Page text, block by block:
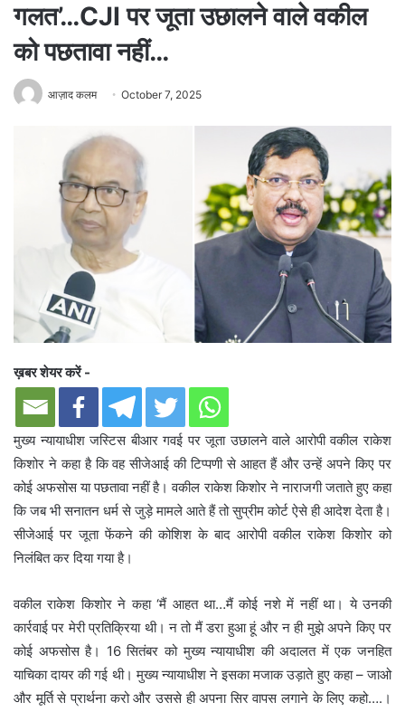
गलत’…CJI पर जूता उछालने वाले वकील
को पछतावा नहीं…
आज़ाद कलम October 7, 2025
ख़बर शेयर करें -
मुख्य न्यायाधीश जस्टिस बीआर गवई पर जूता उछालने वाले आरोपी वकील राकेश
किशोर ने कहा है कि वह सीजेआई की टिप्पणी से आहत हैं और उन्हें अपने किए पर
कोई अफसोस या पछतावा नहीं है। वकील राकेश किशोर ने नाराजगी जताते हुए कहा
कि जब भी सनातन धर्म से जुड़े मामले आते हैं तो सुप्रीम कोर्ट ऐसे ही आदेश देता है।
सीजेआई पर जूता फेंकने की कोशिश के बाद आरोपी वकील राकेश किशोर को
निलंबित कर दिया गया है।
वकील राकेश किशोर ने कहा ‘मैं आहत था…मैं कोई नशे में नहीं था। ये उनकी
कार्रवाई पर मेरी प्रतिक्रिया थी। न तो मैं डरा हुआ हूं और न ही मुझे अपने किए पर
कोई अफसोस है। 16 सितंबर को मुख्य न्यायाधीश की अदालत में एक जनहित
याचिका दायर की गई थी। मुख्य न्यायाधीश ने इसका मजाक उड़ाते हुए कहा – जाओ
और मूर्ति से प्रार्थना करो और उससे ही अपना सिर वापस लगाने के लिए कहो….।